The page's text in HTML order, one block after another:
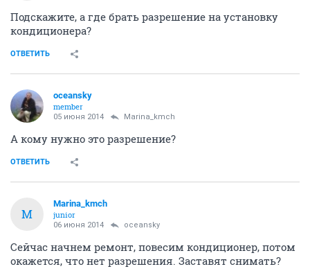
Подскажите, а где брать разрешение на установку
кондиционера?
ОТВЕТИТЬ
oceansky
member
05 июня 2014 Marina_kmch
А кому нужно это разрешение?
ОТВЕТИТЬ
M
Marina_kmch
junior
06 июня 2014 oceansky
Сейчас начнем ремонт, повесим кондиционер, потом
окажется, что нет разрешения. Заставят снимать?